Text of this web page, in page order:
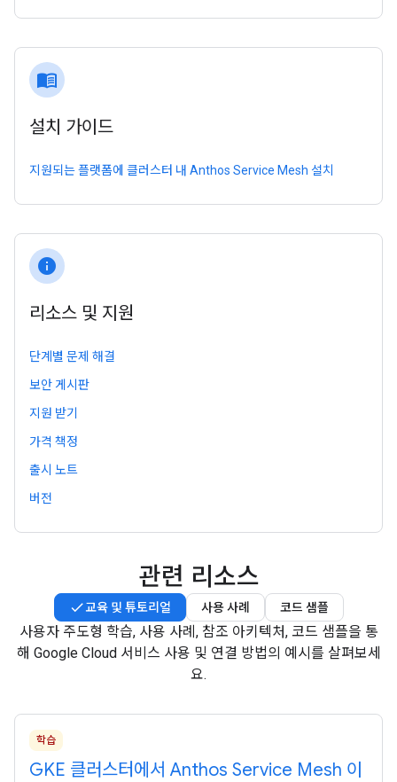
menu_book
설치 가이드
지원되는 플랫폼에 클러스터 내 Anthos Service Mesh 설치
info
리소스 및 지원
단계별 문제 해결
보안 게시판
지원 받기
가격 책정
출시 노트
버전
관련 리소스
교육 및 튜토리얼 사용 사례 코드 샘플
사용자 주도형 학습, 사용 사례, 참조 아키텍처, 코드 샘플을 통
해 Google Cloud 서비스 사용 및 연결 방법의 예시를 살펴보세
요.
학습
GKE 클러스터에서 Anthos Service Mesh 이